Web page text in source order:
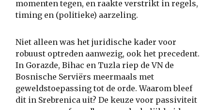
momenten tegen, en raakte verstrikt in regels,
timing en (politieke) aarzeling.
Niet alleen was het juridische kader voor
robuust optreden aanwezig, ook het precedent.
In Gorazde, Bihac en Tuzla riep de VN de
Bosnische Serviërs meermaals met
geweldstoepassing tot de orde. Waarom bleef
dit in Srebrenica uit? De keuze voor passiviteit